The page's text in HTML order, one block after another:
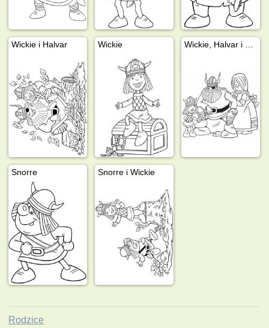
Wickie i Halvar Wickie
Snorre Snorre i Wickie
Rodzice